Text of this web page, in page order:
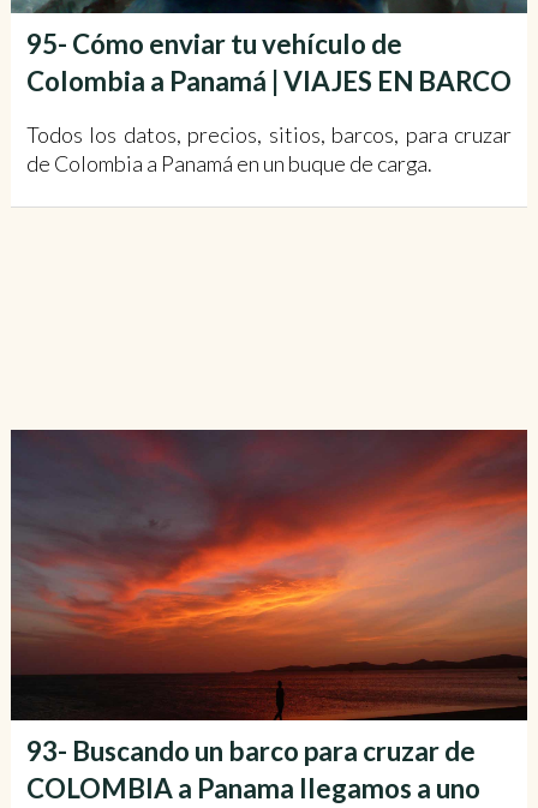
95- Cómo enviar tu vehículo de
Colombia a Panamá | VIAJES EN BARCO
Todos los datos, precios, sitios, barcos, para cruzar
de Colombia a Panamá en un buque de carga.
93- Buscando un barco para cruzar de
COLOMBIA a Panama llegamos a uno